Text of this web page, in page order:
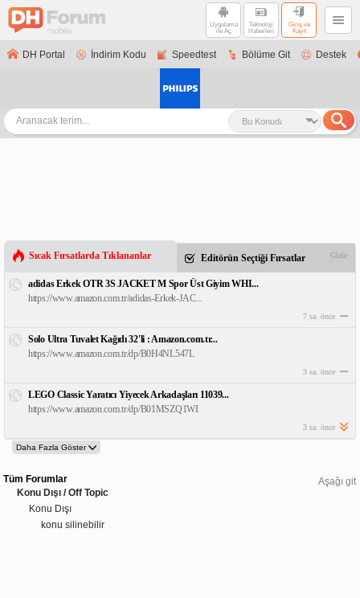
Uygulama
ile Aç
Teknoloji
Haberleri
Giriş ve
Kayıt
DH Portal İndirim Kodu Speedtest Bölüme Git Destek
Sıcak Fırsatlarda Tıklananlar Editörün Seçtiği Fırsatlar Gizle
adidas Erkek OTR 3S JACKET M Spor Üst Giyim WHI...
https://www.amazon.com.tr/adidas-Erkek-JAC...
7 sa. önce
Solo Ultra Tuvalet Kağıdı 32'li : Amazon.com.tr...
https://www.amazon.com.tr/dp/B0H4NL547L
3 sa. önce
LEGO Classic Yaratıcı Yiyecek Arkadaşları 11039...
https://www.amazon.com.tr/dp/B01MSZQ1WI
3 sa. önce
Aşağı git
Tüm Forumlar
Konu Dışı / Off Topic
Konu Dışı
konu silinebilir